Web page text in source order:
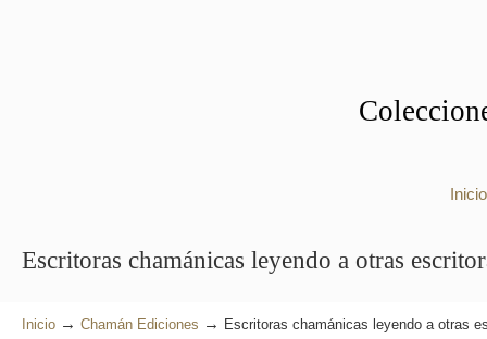
Inicio
Escritoras chamánicas leyendo a otras
Inicio → Chamán Ediciones → Escritoras chamánicas leyendo a otras